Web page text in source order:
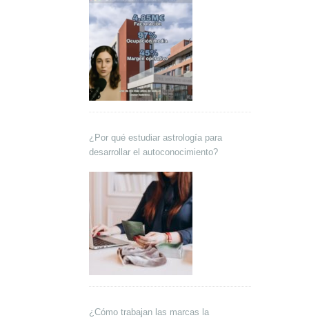
¿Por qué estudiar astrología para
desarrollar el autoconocimiento?
¿Cómo trabajan las marcas la